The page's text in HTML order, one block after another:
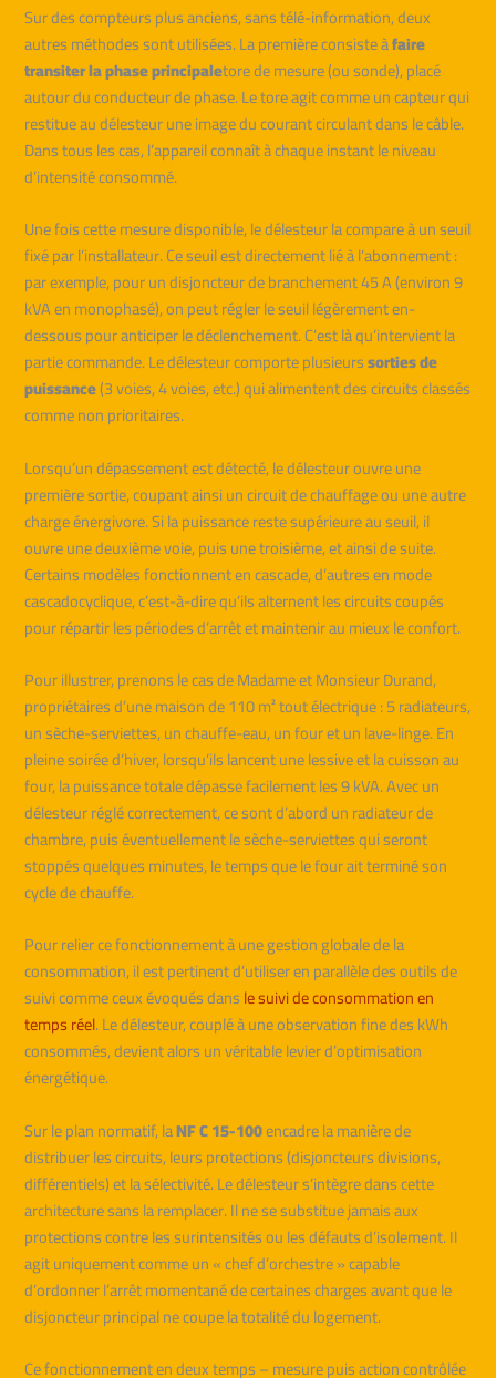
Sur des compteurs plus anciens, sans télé-information, deux
autres méthodes sont utilisées. La première consiste àfaire
transiter la phase principaletore de mesure (ou sonde), placé
autour du conducteur de phase. Le tore agit comme un capteur qui
restitue au délesteur une image du courant circulant dans le câble.
Dans tous les cas, l’appareil connaît à chaque instant le niveau
d’intensité consommé.
Une fois cette mesure disponible, le délesteur la compare à un seuil
fixé par l’installateur. Ce seuil est directement lié à l’abonnement :
par exemple, pour un disjoncteur de branchement 45 A (environ 9
kVA en monophasé), on peut régler le seuil légèrement en-
dessous pour anticiper le déclenchement. C’est là qu’intervient la
partie commande. Le délesteur comporte plusieurssorties de
puissance(3 voies, 4 voies, etc.) qui alimentent des circuits classés
comme non prioritaires.
Lorsqu’un dépassement est détecté, le délesteur ouvre une
première sortie, coupant ainsi un circuit de chauffage ou une autre
charge énergivore. Si la puissance reste supérieure au seuil, il
ouvre une deuxième voie, puis une troisième, et ainsi de suite.
Certains modèles fonctionnent en cascade, d’autres en mode
cascadocyclique, c’est-à-dire qu’ils alternent les circuits coupés
pour répartir les périodes d’arrêt et maintenir au mieux le confort.
Pour illustrer, prenons le cas de Madame et Monsieur Durand,
propriétaires d’une maison de 110 m² tout électrique : 5 radiateurs,
un sèche-serviettes, un chauffe-eau, un four et un lave-linge. En
pleine soirée d’hiver, lorsqu’ils lancent une lessive et la cuisson au
four, la puissance totale dépasse facilement les 9 kVA. Avec un
délesteur réglé correctement, ce sont d’abord un radiateur de
chambre, puis éventuellement le sèche-serviettes qui seront
stoppés quelques minutes, le temps que le four ait terminé son
cycle de chauffe.
Pour relier ce fonctionnement à une gestion globale de la
consommation, il est pertinent d’utiliser en parallèle des outils de
suivi comme ceux évoqués dansle suivi de consommation en
temps réel. Le délesteur, couplé à une observation fine des kWh
consommés, devient alors un véritable levier d’optimisation
énergétique.
Sur le plan normatif, laNF C 15-100encadre la manière de
distribuer les circuits, leurs protections (disjoncteurs divisions,
différentiels) et la sélectivité. Le délesteur s’intègre dans cette
architecture sans la remplacer. Il ne se substitue jamais aux
protections contre les surintensités ou les défauts d’isolement. Il
agit uniquement comme un « chef d’orchestre » capable
d’ordonner l’arrêt momentané de certaines charges avant que le
disjoncteur principal ne coupe la totalité du logement.
Ce fonctionnement en deux temps – mesure puis action contrôlée